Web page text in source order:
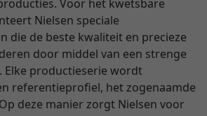
Voor het kwetsbare
Nielsen speciale
die de beste kwaliteit en precieze
door middel van een strenge
productieserie wordt
referentieprofiel, het zogenaamde
deze manier zorgt Nielsen voor